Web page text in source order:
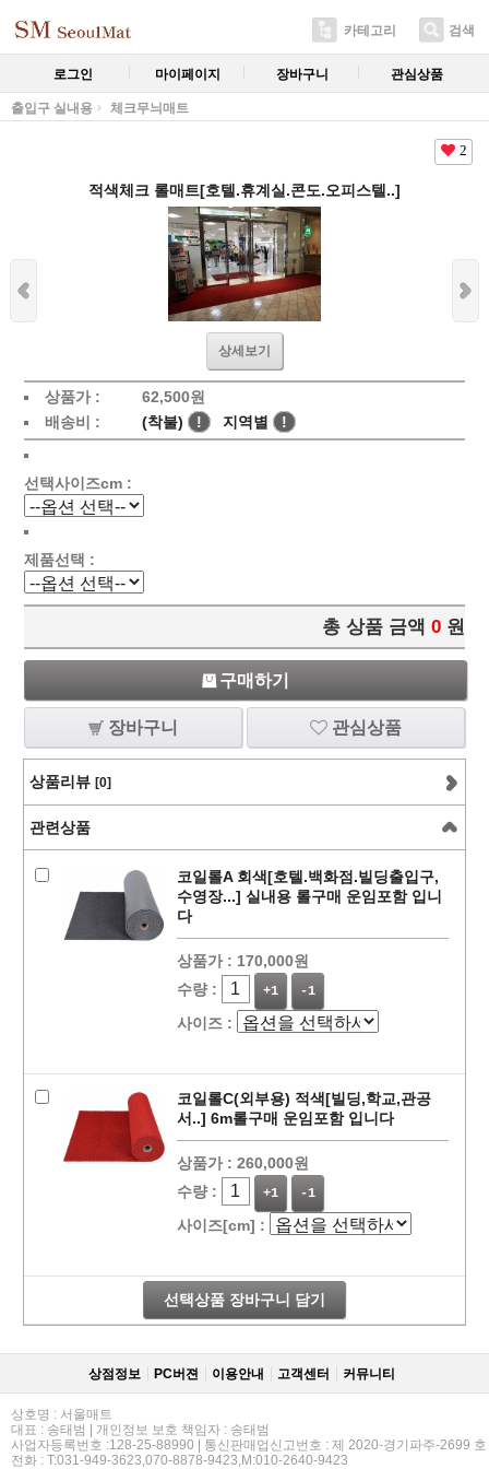
카테고리 검색
로그인 마이페이지 장바구니 관심상품
출입구 실내용 체크무늬매트
2
적색체크 롤매트[호텔.휴계실.콘도.오피스텔..]
상세보기
상품가 : 62,500원
배송비 :
(착불) ! 지역별 !
선택사이즈cm :
제품선택 :
총 상품 금액 0 원
구매하기
장바구니 관심상품
상품리뷰 [0]
관련상품
코일롤A 회색[호텔.백화점.빌딩출입구,
수영장...] 실내용 롤구매 운임포함 입니
다
상품가 : 170,000원
수량 :
+1 -1
사이즈 :
코일롤C(외부용) 적색[빌딩,학교,관공
서..] 6m롤구매 운임포함 입니다
상품가 : 260,000원
수량 :
+1 -1
사이즈[cm] :
선택상품 장바구니 담기
상점정보 PC버젼 이용안내 고객센터 커뮤니티
상호명 : 서울매트
대표 : 송태범 | 개인정보 보호 책임자 : 송태범
사업자등록번호 :128-25-88990 | 통신판매업신고번호 : 제 2020-경기파주-2699 호
전화 : T:031-949-3623,070-8878-9423,M:010-2640-9423